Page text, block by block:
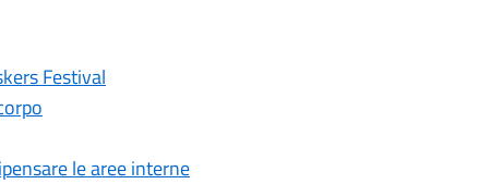
Festival
le aree interne